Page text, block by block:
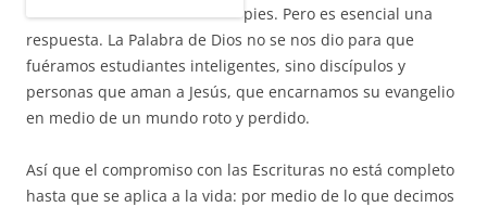
pies. Pero es esencial una
respuesta. La Palabra de Dios no se nos dio para que
fuéramos estudiantes inteligentes, sino discípulos y
personas que aman a Jesús, que encarnamos su evangelio
en medio de un mundo roto y perdido.
Así que el compromiso con las Escrituras no está completo
hasta que se aplica a la vida: por medio de lo que decimos